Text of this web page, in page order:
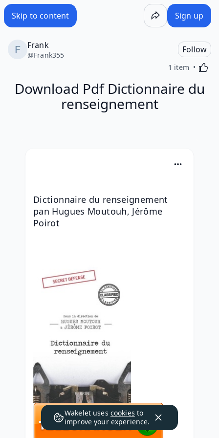
Skip to content Sign up
Frank
@Frank355
Follow
1 item
Download Pdf Dictionnaire du
renseignement
Dictionnaire du renseignement
pan Hugues Moutouh, Jérôme
Poirot
Wakelet uses cookies to
improve your experience.